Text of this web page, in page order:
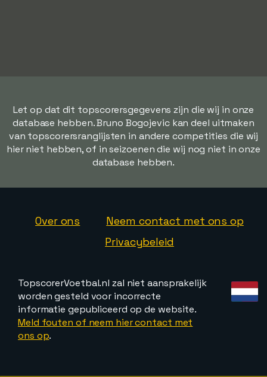
Let op dat dit topscorersgegevens zijn die wij in onze
database hebben. Bruno Bogojevic kan deel uitmaken
van topscorersranglijsten in andere competities die wij
hier niet hebben, of in seizoenen die wij nog niet in onze
database hebben.
Over ons
Neem contact met ons op
Privacybeleid
TopscorerVoetbal.nl zal niet aansprakelijk
worden gesteld voor incorrecte
informatie gepubliceerd op de website.
Meld fouten of neem hier contact met
ons op.